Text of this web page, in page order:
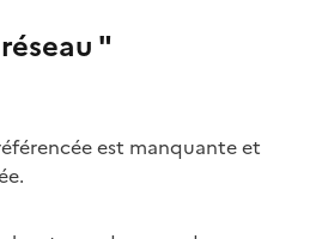
"
est manquante et